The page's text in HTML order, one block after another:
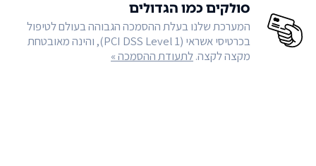
סולקים כמו הגדולים
המערכת שלנו בעלת ההסמכה הגבוהה בעולם לטיפול
בכרטיסי אשראי (PCI DSS Level 1), והינה מאובטחת
מקצה לקצה.לתעודת ההסמכה »